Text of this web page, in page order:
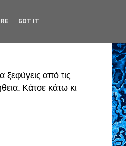
από τις
Κάτσε κάτω κι
GOT IT